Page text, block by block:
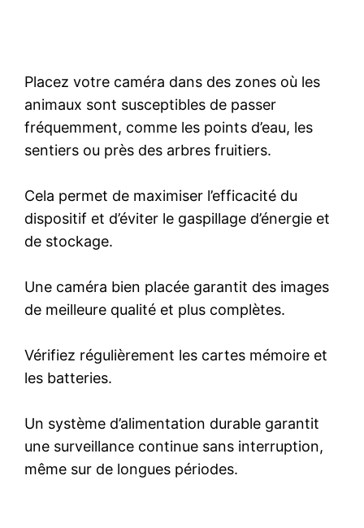
Placez votre caméra dans des zones où les
animaux sont susceptibles de passer
fréquemment, comme les points d’eau, les
sentiers ou près des arbres fruitiers.
Cela permet de maximiser l’efficacité du
dispositif et d’éviter le gaspillage d’énergie et
de stockage.
Une caméra bien placée garantit des images
de meilleure qualité et plus complètes.
Vérifiez régulièrement les cartes mémoire et
les batteries.
Un système d’alimentation durable garantit
une surveillance continue sans interruption,
même sur de longues périodes.